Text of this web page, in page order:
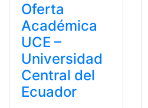
Oferta
Académica
UCE –
Universidad
Central del
Ecuador